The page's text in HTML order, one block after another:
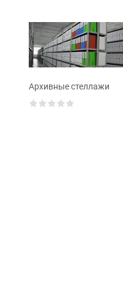
Архивные стеллажи